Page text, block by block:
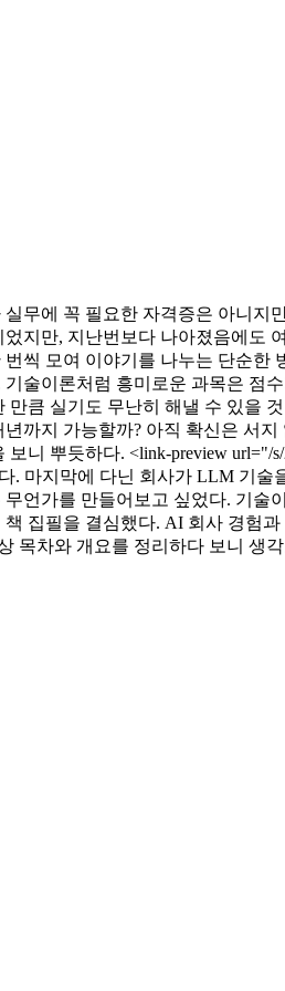
무에 꼭 필요한 자격증은 아니
지만, 지난번보다 나아졌음에
씩 모여 이야기를 나누는 단순
술이론처럼 흥미로운 과목은
큼 실기도 무난히 해낼 수 있을
까지 가능할까? 아직 확신은 서
니 뿌듯하다. <link-preview url="/
. 마지막에 다닌 회사가 LLM 기
언가를 만들어보고 싶었다. 기
집필을 결심했다. AI 회사 경험
목차와 개요를 정리하다 보니